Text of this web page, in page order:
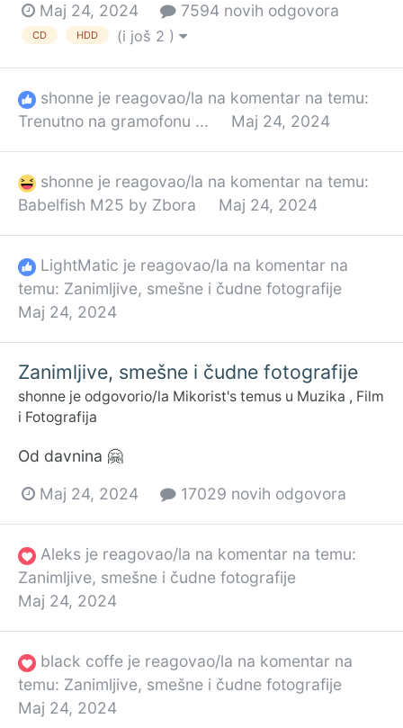
Maj 24, 2024 7594 novih odgovora
CD HDD (i još 2 )
shonne je reagovao/la na komentar na temu:
Trenutno na gramofonu ...
Maj 24, 2024
shonne je reagovao/la na komentar na temu:
Babelfish M25 by Zbora
Maj 24, 2024
LightMatic je reagovao/la na komentar na
temu: Zanimljive, smešne i čudne fotografije
Maj 24, 2024
Zanimljive, smešne i čudne fotografije
shonne je odgovorio/la Mikorist's temus u Muzika , Film
i Fotografija
Od davnina 🤗
Maj 24, 2024 17029 novih odgovora
Aleks je reagovao/la na komentar na temu:
Zanimljive, smešne i čudne fotografije
Maj 24, 2024
black coffe je reagovao/la na komentar na
temu: Zanimljive, smešne i čudne fotografije
Maj 24, 2024